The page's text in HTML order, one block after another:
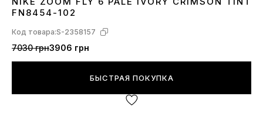
3637 39
FN8454-102
Код товара:S-2358157
7030 грн3906 грн
БЫСТРАЯ ПОКУПКА